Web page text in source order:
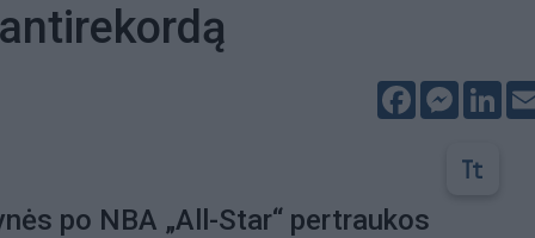
Facebook
po NBA „All-Star“ pertraukos